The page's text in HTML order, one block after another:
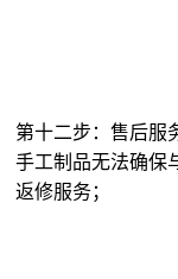
第十二步：售后服
手工制品无法确保
返修服务；